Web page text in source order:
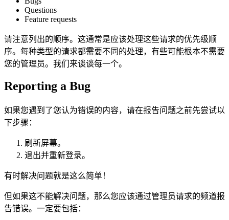
Questions
Feature requests
请注意列出的顺序。这通常是应该处理这些请求的优先级顺
序。每种类型的请求都需要不同的处理，有些可能根本不需要
您的管理员。我们来谈谈每一个。
Reporting a Bug
如果您遇到了您认为错误的内容，请在报告问题之前先尝试以
下步骤：
刷新屏幕。
退出并重新登录。
有时解决问题就是这么简单！
但如果这不能解决问题，那么您应该通过管理员请求的频道报
告错误。一定要包括：